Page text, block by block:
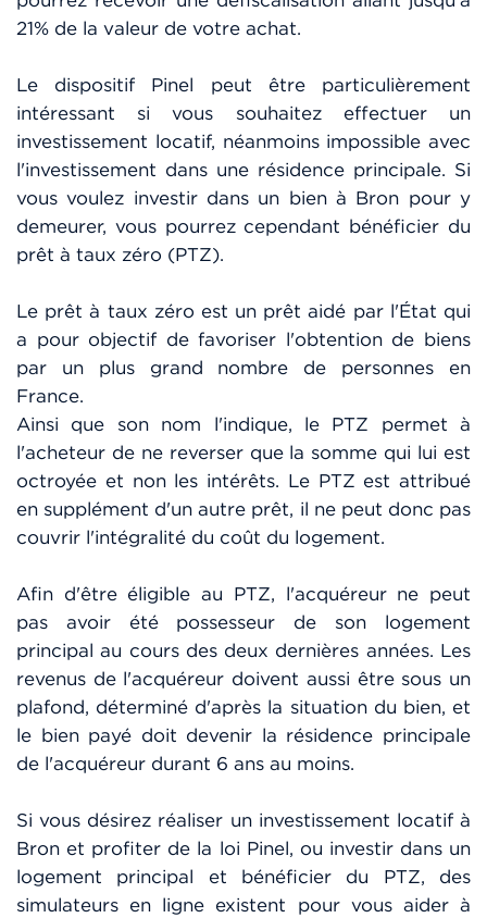
21% de la valeur de votre achat.
Le dispositif Pinel peut être particulièrement
intéressant si vous souhaitez effectuer un
investissement locatif, néanmoins impossible avec
l'investissement dans une résidence principale. Si
vous voulez investir dans un bien à Bron pour y
demeurer, vous pourrez cependant bénéficier du
prêt à taux zéro (PTZ).
Le prêt à taux zéro est un prêt aidé par l'État qui
a pour objectif de favoriser l'obtention de biens
par un plus grand nombre de personnes en
France.
Ainsi que son nom l'indique, le PTZ permet à
l'acheteur de ne reverser que la somme qui lui est
octroyée et non les intérêts. Le PTZ est attribué
en supplément d'un autre prêt, il ne peut donc pas
couvrir l'intégralité du coût du logement.
Afin d'être éligible au PTZ, l'acquéreur ne peut
pas avoir été possesseur de son logement
principal au cours des deux dernières années. Les
revenus de l'acquéreur doivent aussi être sous un
plafond, déterminé d'après la situation du bien, et
le bien payé doit devenir la résidence principale
de l'acquéreur durant 6 ans au moins.
Si vous désirez réaliser un investissement locatif à
Bron et profiter de la loi Pinel, ou investir dans un
logement principal et bénéficier du PTZ, des
simulateurs en ligne existent pour vous aider à